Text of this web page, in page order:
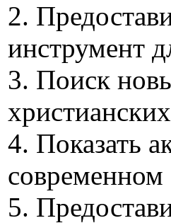
2.
инструмент
3. Поиск
4. Показать
современном
5.